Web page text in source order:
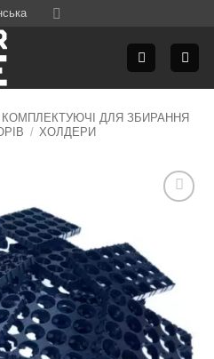
КОМПЛЕКТУЮЧІ ДЛЯ ЗБИРАННЯ
/ ХОЛДЕРИ
бажань